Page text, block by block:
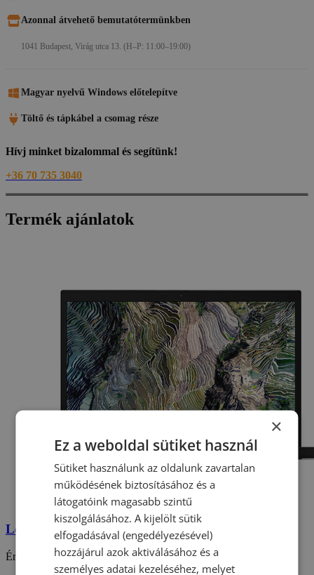
Azonnal átvehető bemutatótermünkben
1041 Budapest, Virág utca 13. (H–P: 11:00–19:00)
Magyar nyelvű Windows előtelepítve
Töltő és tápkábel a csomag része
Hívj minket bizalommal és segítünk!
+36 70 735 3040
Termék ajánlatok
Lenovo ThinkPad L15 Gen2 felújított laptop
Értékelés: 5.00/ 5
×
Ez a weboldal sütiket használ
Sütiket használunk az oldalunk zavartalan
működésének biztosításához és a
látogatóink magasabb szintű
kiszolgálásához. A kijelölt sütik
elfogadásával (engedélyezésével)
hozzájárul azok aktiválásához és a
személyes adatai kezeléséhez, melyet